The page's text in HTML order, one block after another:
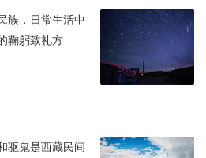
族，日常生活中
鞠躬致礼方
驱鬼是西藏民间